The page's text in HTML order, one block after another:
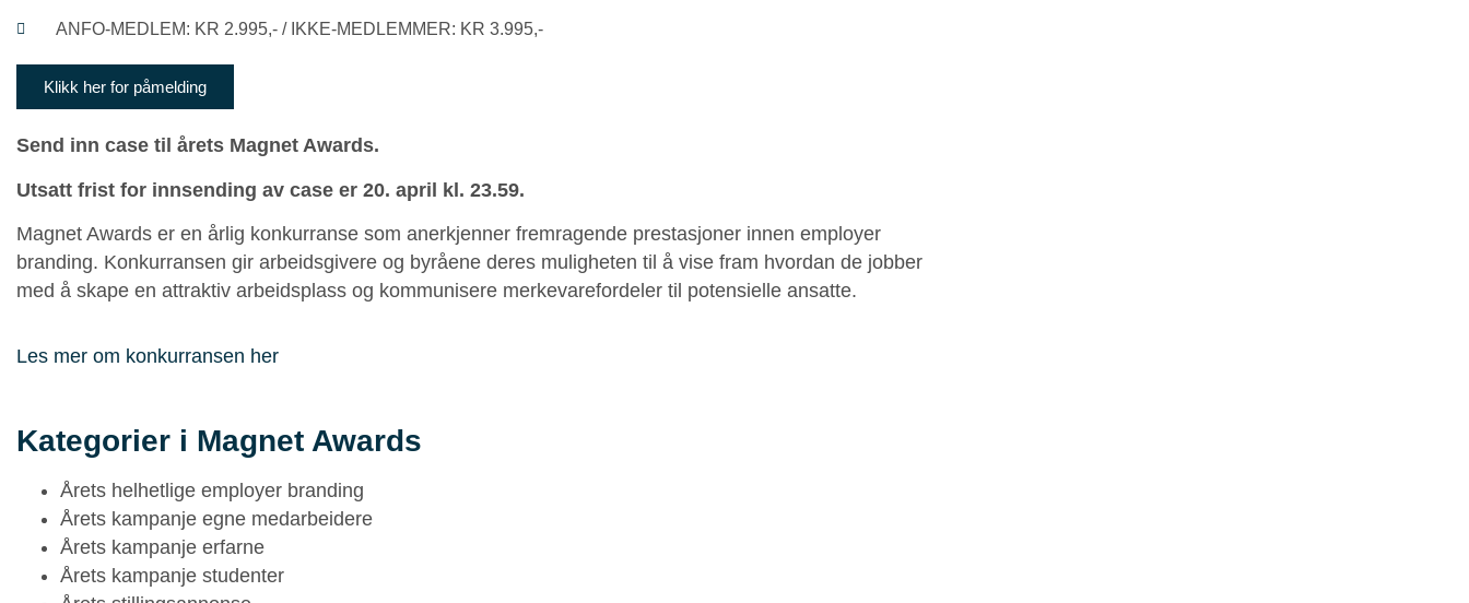
ANFO-MEDLEM: KR 2.995,- / IKKE-MEDLEMMER: KR 3.995,-
Klikk her for påmelding
Send inn case til årets Magnet Awards.
Utsatt frist for innsending av case er 20. april kl. 23.59.
Magnet Awards er en årlig konkurranse som anerkjenner fremragende prestasjoner innen employer
branding. Konkurransen gir arbeidsgivere og byråene deres muligheten til å vise fram hvordan de jobber
med å skape en attraktiv arbeidsplass og kommunisere merkevarefordeler til potensielle ansatte.
Les mer om konkurransen her
Kategorier i Magnet Awards
Årets helhetlige employer branding
Årets kampanje egne medarbeidere
Årets kampanje erfarne
Årets kampanje studenter